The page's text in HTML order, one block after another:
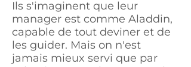
Ils s'imaginent que leur
manager est comme Aladdin,
capable de tout deviner et de
les guider. Mais on n'est
jamais mieux servi que par